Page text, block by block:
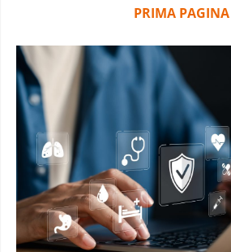
PRIMA PAGINA